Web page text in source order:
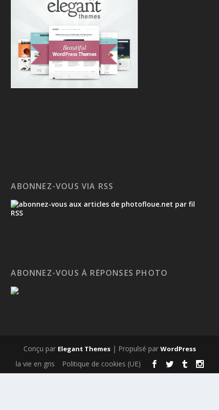
ABONNEZ-VOUS VIA RSS
ABONNEZ-VOUS À RÉPONSES PHOTO
Conçu par Elegant Themes| Propulsé par WordPress
la vie en gris Politique de cookies (UE)